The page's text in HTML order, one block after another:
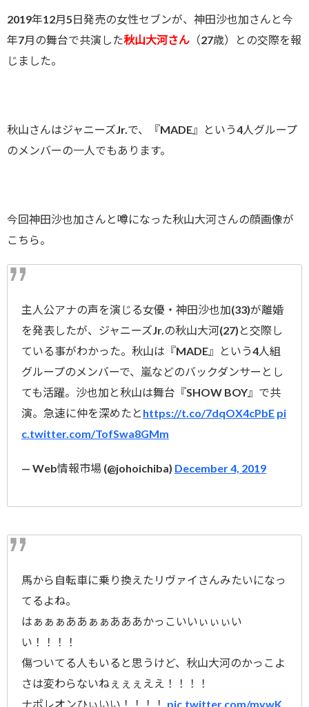
2019年12月5日発売の女性セブンが、神田沙也加さんと今
年7月の舞台で共演した秋山大河さん （27歳）との交際を報
じました。
秋山さんはジャニーズJr.で、『MADE』という4人グループ
のメンバーの一人でもあります。
今回神田沙也加さんと噂になった秋山大河さんの顔画像が
こちら。
主人公アナの声を演じる女優・神田沙也加(33)が離婚
を発表したが、ジャニーズJr.の秋山大河(27)と交際し
ている事がわかった。秋山は『MADE』という4人組
グループのメンバーで、嵐などのバックダンサーとし
ても活躍。沙也加と秋山は舞台『SHOW BOY』で共
演。急速に仲を深めたと https://t.co/7dqOX4cPbE pi
c.twitter.com/TofSwa8GMm
— Web情報市場 (@johoichiba) December 4, 2019
馬から自転車に乗り換えたリヴァイさんみたいになっ
てるよね。
はぁぁぁああぁぁあああかっこいいぃぃぃい
い！！！！
傷ついてる人もいると思うけど、秋山大河のかっこよ
さは変わらないねぇぇぇええ！！！！
ナポレオンひぃいい！！！！ pic.twitter.com/mywK